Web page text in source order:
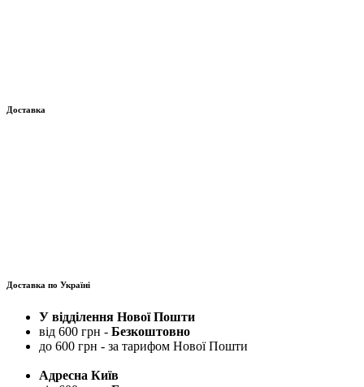
Доставка
Доставка по Україні
У відділення Нової Пошти
від 600 грн - Безкоштовно
до 600 грн - за тарифом Нової Пошти
Адресна Київ